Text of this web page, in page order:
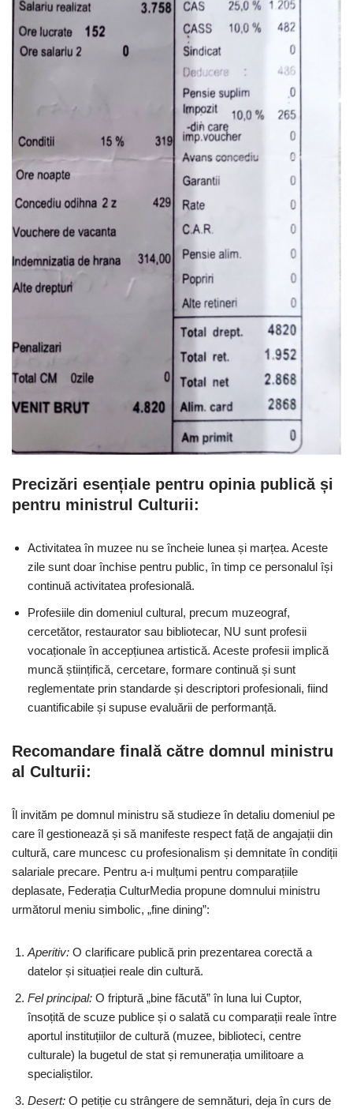
Precizări esențiale pentru opinia publică și
pentru ministrul Culturii:
Activitatea în muzee nu se încheie lunea și marțea. Aceste
zile sunt doar închise pentru public, în timp ce personalul își
continuă activitatea profesională.
Profesiile din domeniul cultural, precum muzeograf,
cercetător, restaurator sau bibliotecar, NU sunt profesii
vocaționale în accepțiunea artistică. Aceste profesii implică
muncă științifică, cercetare, formare continuă și sunt
reglementate prin standarde și descriptori profesionali, fiind
cuantificabile și supuse evaluării de performanță.
Recomandare finală către domnul ministru
al Culturii:
Îl invităm pe domnul ministru să studieze în detaliu domeniul pe
care îl gestionează și să manifeste respect față de angajații din
cultură, care muncesc cu profesionalism și demnitate în condiții
salariale precare. Pentru a-i mulțumi pentru comparațiile
deplasate, Federația CulturMedia propune domnului ministru
următorul meniu simbolic, „fine dining”:
Aperitiv: O clarificare publică prin prezentarea corectă a
datelor și situației reale din cultură.
Fel principal: O friptură „bine făcută” în luna lui Cuptor,
însoțită de scuze publice și o salată cu comparații reale între
aportul instituțiilor de cultură (muzee, biblioteci, centre
culturale) la bugetul de stat și remunerația umilitoare a
specialiștilor.
Desert: O petiție cu strângere de semnături, deja în curs de